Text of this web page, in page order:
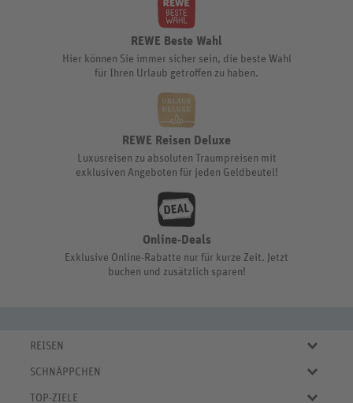
REWE Beste Wahl
Hier können Sie immer sicher sein, die beste Wahl
für Ihren Urlaub getroffen zu haben.
REWE Reisen Deluxe
Luxusreisen zu absoluten Traumpreisen mit
exklusiven Angeboten für jeden Geldbeutel!
Online-Deals
Exklusive Online-Rabatte nur für kurze Zeit. Jetzt
buchen und zusätzlich sparen!
REISEN
Eigene Anreise
Städtereisen
SCHNÄPPCHEN
TOP-ZIELE